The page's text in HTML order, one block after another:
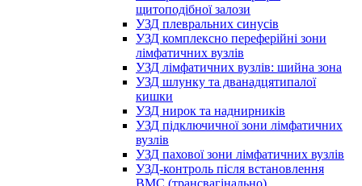
щитоподібної залози
УЗД плевральних синусів
УЗД комплексно переферійні зони
лімфатичних вузлів
УЗД лімфатичних вузлів: шийна зона
УЗД шлунку та дванадцятипалої
кишки
УЗД нирок та наднирників
УЗД підключичної зони лімфатичних
вузлів
УЗД пахової зони лімфатичних вузлів
УЗД-контроль після встановлення
ВМС (трансвагінально)